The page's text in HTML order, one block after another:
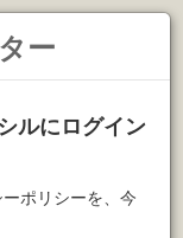
ー
ルにログイン
ポリシーを、今